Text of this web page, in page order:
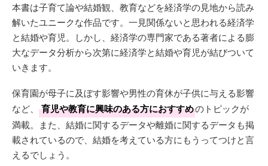
本書は子育て論や結婚観、教育などを経済学の見地から読み
解いたユニークな作品です。一見関係ないと思われる経済学
と結婚や育児。しかし、経済学の専門家である著者による膨
大なデータ分析から次第に経済学と結婚や育児が結びついて
いきます。
保育園が母子に及ぼす影響や男性の育休が子供に与える影響
など、
育児や教育に興味のある方におすすめのトピックが
満載。また、結婚に関するデータや離婚に関するデータも掲
載されているので、結婚を考えている方にもうってつけと言
えるでしょう。